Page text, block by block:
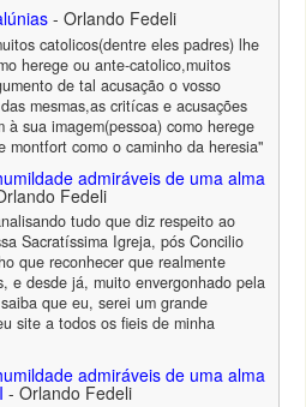
- Orlando Fedeli
catolicos(dentre eles padres) lhe
herege ou ante-catolico,muitos
de tal acusação o vosso
mesmas,as critícas e acusações
à sua imagem(pessoa) como herege
montfort como o caminho da heresia"
admiráveis de uma alma
Fedeli
tudo que diz respeito ao
Sacratíssima Igreja, pós Concilio
que reconhecer que realmente
e desde já, muito envergonhado pela
que eu, serei um grande
site a todos os fieis de minha
admiráveis de uma alma
- Orlando Fedeli